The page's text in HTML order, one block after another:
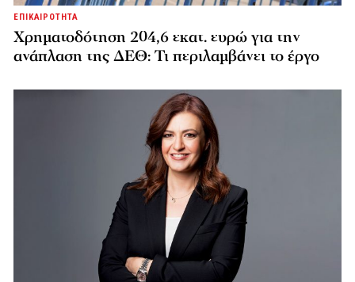
ΕΠΙΚΑΙΡΟΤΗΤΑ
Χρηματοδότηση 204,6 εκατ. ευρώ για την
ανάπλαση της ΔΕΘ: Τι περιλαμβάνει το έργο